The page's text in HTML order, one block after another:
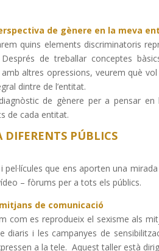
de gènere en la meva
quins elements discriminatoris
de treballar conceptes
altres opressions, veurem què
dintre de l’entitat.
de gènere per a pensar
de cada entitat.
DIFERENTS PÚBLICS
que ens aporten una
– fòrums per a tots els públics.
de comunicació
com es reprodueix el sexisme als
diaris i les campanyes de
a la tele. Aquest taller està